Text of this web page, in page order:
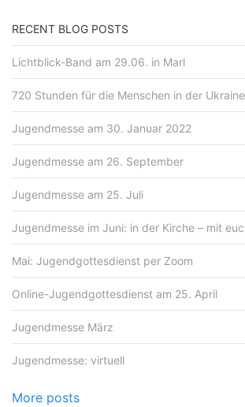
RECENT BLOG POSTS
Lichtblick-Band am 29.06. in Marl
720 Stunden für die Menschen in der Ukraine
Jugendmesse am 30. Januar 2022
Jugendmesse am 26. September
Jugendmesse am 25. Juli
Jugendmesse im Juni: in der Kirche – mit
Mai: Jugendgottesdienst per Zoom
Online-Jugendgottesdienst am 25. April
Jugendmesse März
Jugendmesse: virtuell
More posts